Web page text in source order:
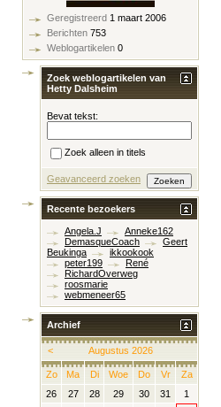
Geregistreerd 1 maart 2006
Berichten 753
Weblogartikelen 0
Zoek weblogartikelen van
Hetty Dalsheim
Bevat tekst:
Zoek alleen in titels
Geavanceerd zoeken
Recente bezoekers
Angela.J
Anneke162
DemasqueCoach
Geert
Beukinga
ikkookook
peter199
René
RichardOverweg
roosmarie
webmeneer65
Archief
< Augustus 2026
Zo Ma Di Woe Do Vr
Za
26
27 28 29 30 31 1